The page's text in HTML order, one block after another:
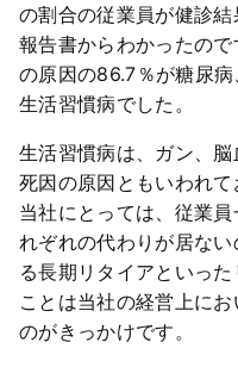
の割合の従業員が健診
報告書からわかったの
の原因の86.7％が糖尿
生活習慣病でした。
生活習慣病は、ガン、
死因の原因ともいわれ
当社にとっては、従業
れぞれの代わりが居な
る長期リタイアといっ
ことは当社の経営上に
のがきっかけです。